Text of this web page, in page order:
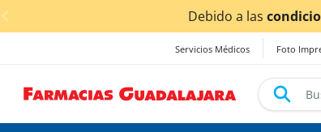
< div class="carousel-inner">
Servicios Médicos Foto